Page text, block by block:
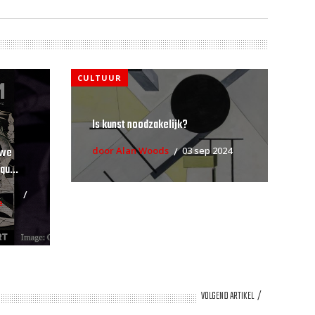
CULTUUR
Is kunst noodzakelijk?
door Alan Woods 03 sep 2024
VOLGEND ARTIKEL